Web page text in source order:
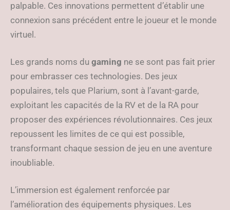
palpable. Ces innovations permettent d’établir une
connexion sans précédent entre le joueur et le monde
virtuel.
Les grands noms du gaming ne se sont pas fait prier
pour embrasser ces technologies. Des jeux
populaires, tels que Plarium, sont à l’avant-garde,
exploitant les capacités de la RV et de la RA pour
proposer des expériences révolutionnaires. Ces jeux
repoussent les limites de ce qui est possible,
transformant chaque session de jeu en une aventure
inoubliable.
L’immersion est également renforcée par
l’amélioration des équipements physiques. Les